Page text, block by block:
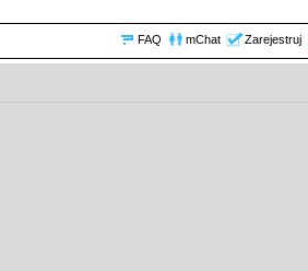
FAQ mChat Zarejestruj